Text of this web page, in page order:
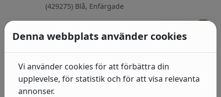
(429275) Blå, Enfärgade
Industri 2
(939545) Grå, Sten, betong & trä;Enfärgade
492kr I lager: 2-7 arbetsdagar
Denna webbplats använder cookies
Vi använder cookies för att förbättra din
upplevelse, för statistik och för att visa relevanta
annonser.